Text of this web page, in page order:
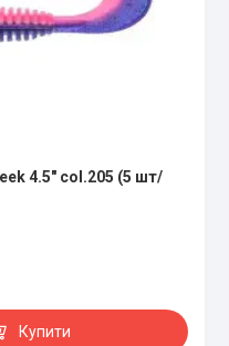
4.5" col.205 (5 шт/
Купити